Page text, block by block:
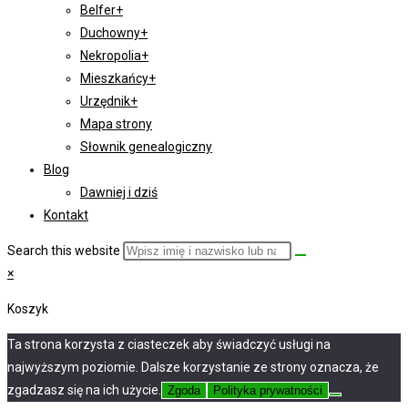
Belfer+
Duchowny+
Nekropolia+
Mieszkańcy+
Urzędnik+
Mapa strony
Słownik genealogiczny
Blog
Dawniej i dziś
Kontakt
Search this website
×
Koszyk
Ta strona korzysta z ciasteczek aby świadczyć usługi na
najwyższym poziomie. Dalsze korzystanie ze strony oznacza, że
zgadzasz się na ich użycie.
Zgoda Polityka prywatności